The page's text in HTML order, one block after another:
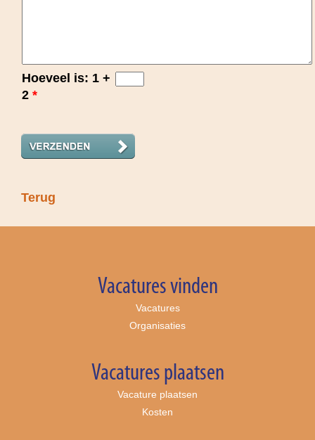
Hoeveel is: 1 +
2 *
Terug
Vacatures vinden
Vacatures
Organisaties
Vacatures plaatsen
Vacature plaatsen
Kosten